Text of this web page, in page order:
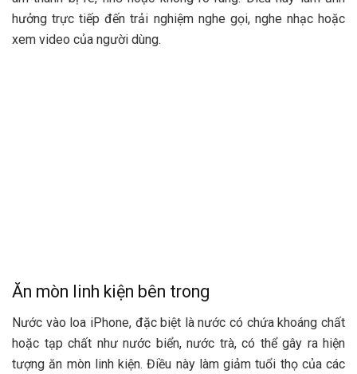
hưởng trực tiếp đến trải nghiệm nghe gọi, nghe nhạc hoặc
xem video của người dùng.
Ăn mòn linh kiện bên trong
Nước vào loa iPhone, đặc biệt là nước có chứa khoáng chất
hoặc tạp chất như nước biển, nước trà, có thể gây ra hiện
tượng ăn mòn linh kiện. Điều này làm giảm tuổi thọ của các